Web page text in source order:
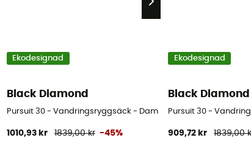
Ekodesignad
Black Diamond
Pursuit 30 - Vandringsryggsäck - Dam
1010,93 kr 1839,00 kr -45%
Ekodesignad
Black Diamond
Pursuit 30 -
909,72 kr 1839,00